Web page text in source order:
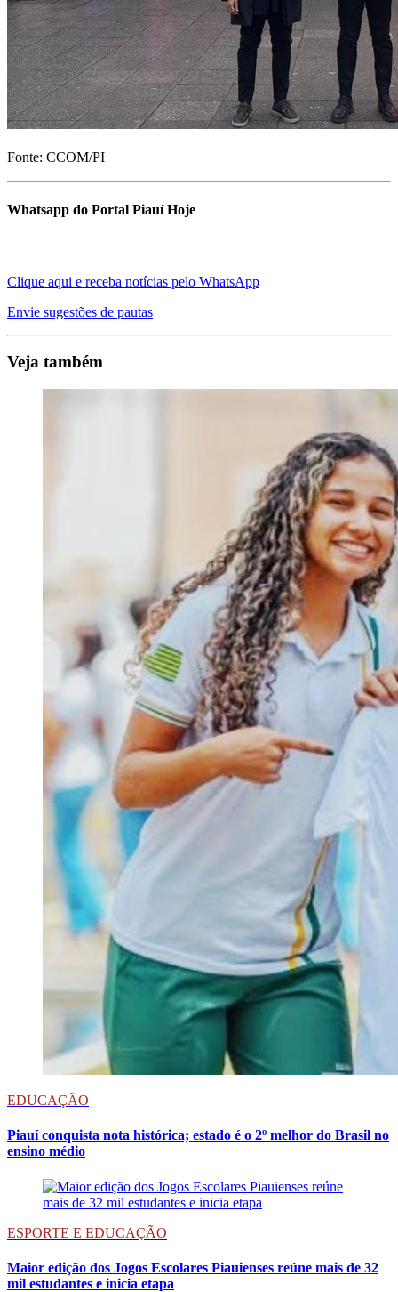
Fonte: CCOM/PI
Whatsapp do Portal Piauí Hoje
Clique aqui e receba notícias pelo WhatsApp
Envie sugestões de pautas
Veja também
EDUCAÇÃO
Piauí conquista nota histórica; estado é o 2º melhor do Brasil no
ensino médio
ESPORTE E EDUCAÇÃO
Maior edição dos Jogos Escolares Piauienses reúne mais de 32
mil estudantes e inicia etapa